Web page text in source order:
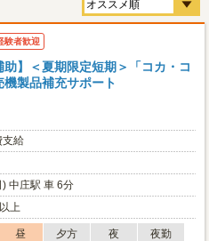
験者歓迎
助】＜夏期限定短期＞「コカ・コ
機製品補充サポート
支給
中庄駅 車 6分
上
昼 夕方 夜
夜勤